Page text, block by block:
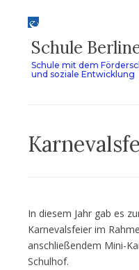
Zum
springen
Schule
Schule mit dem
und soziale Entwicklung
In diesem Jahr gab es
Karnevalsfeier im
anschließendem Mini-
Schulhof.